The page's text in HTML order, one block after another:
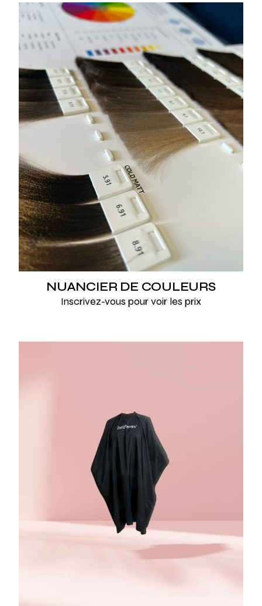
NUANCIER DE COULEURS
Inscrivez-vous pour voir les prix